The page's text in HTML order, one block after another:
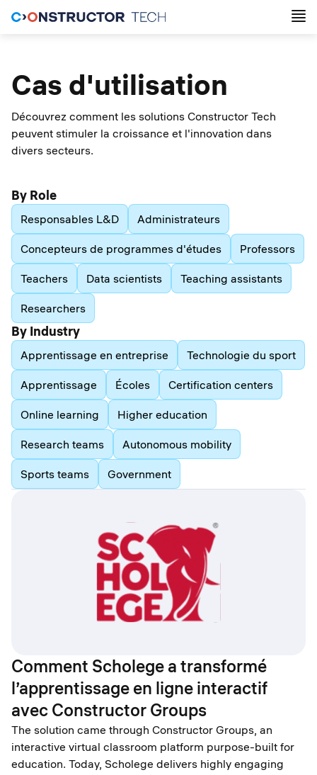
Cas d'utilisation
Découvrez comment les solutions Constructor Tech
peuvent stimuler la croissance et l'innovation dans
divers secteurs.
By Role
Responsables L&D Administrateurs
Concepteurs de programmes d'études Professors
Teachers Data scientists Teaching assistants
Researchers
By Industry
Apprentissage en entreprise Technologie du sport
Apprentissage Écoles Certification centers
Online learning Higher education
Research teams Autonomous mobility
Sports teams Government
Comment Scholege a transformé
l’apprentissage en ligne interactif
avec Constructor Groups
The solution came through Constructor Groups, an
interactive virtual classroom platform purpose-built for
education. Today, Scholege delivers highly engaging